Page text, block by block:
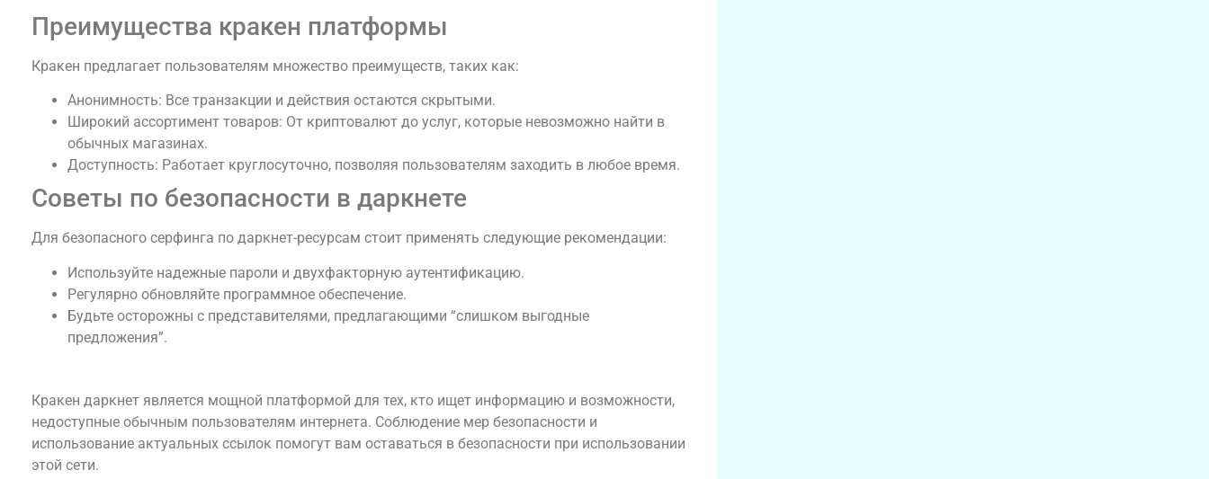
Преимущества кракен платформы
Кракен предлагает пользователям множество преимуществ, таких как:
Анонимность: Все транзакции и действия остаются скрытыми.
Широкий ассортимент товаров: От криптовалют до услуг, которые невозможно найти в
обычных магазинах.
Доступность: Работает круглосуточно, позволяя пользователям заходить в любое время.
Советы по безопасности в даркнете
Для безопасного серфинга по даркнет-ресурсам стоит применять следующие рекомендации:
Используйте надежные пароли и двухфакторную аутентификацию.
Регулярно обновляйте программное обеспечение.
Будьте осторожны с представителями, предлагающими “слишком выгодные
предложения”.
Кракен даркнет является мощной платформой для тех, кто ищет информацию и возможности,
недоступные обычным пользователям интернета. Соблюдение мер безопасности и
использование актуальных ссылок помогут вам оставаться в безопасности при использовании
этой сети.